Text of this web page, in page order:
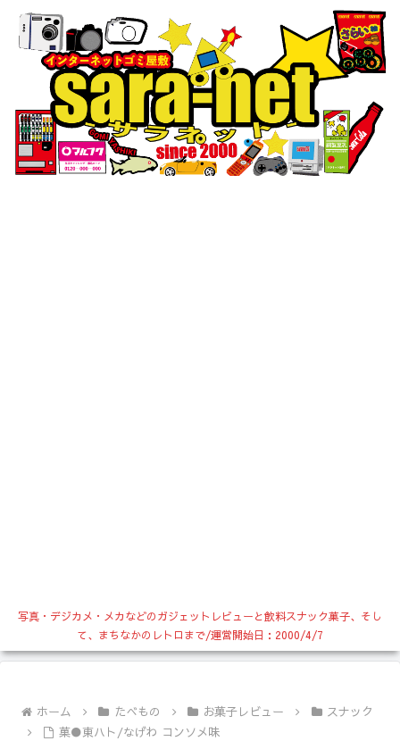
写真・デジカメ・メカなどのガジェットレビューと飲料スナック菓子、そし
て、まちなかのレトロまで/運営開始日：2000/4/7
ホーム たべもの お菓子レビュー
スナック
菓●東ハト/なげわ コンソメ味